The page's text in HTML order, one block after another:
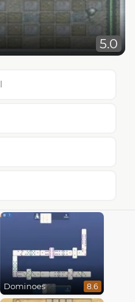
5.0
Dominoes 8.6